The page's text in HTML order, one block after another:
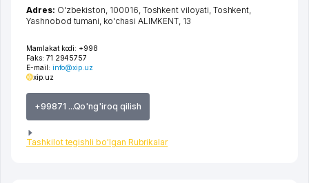
Mamlakat kodi: +998
Faks: 71 2945757
E-mail: info@xip.uz
xip.uz
+99871 ...Qo'ng'iroq qilish
Tashkilot tegishli bo'lgan Rubrikalar
Adres: O'zbekiston, 100016, Toshkent viloyati Toshkent
Yashnobod tumani ko'chasi ALIMKENT , 13